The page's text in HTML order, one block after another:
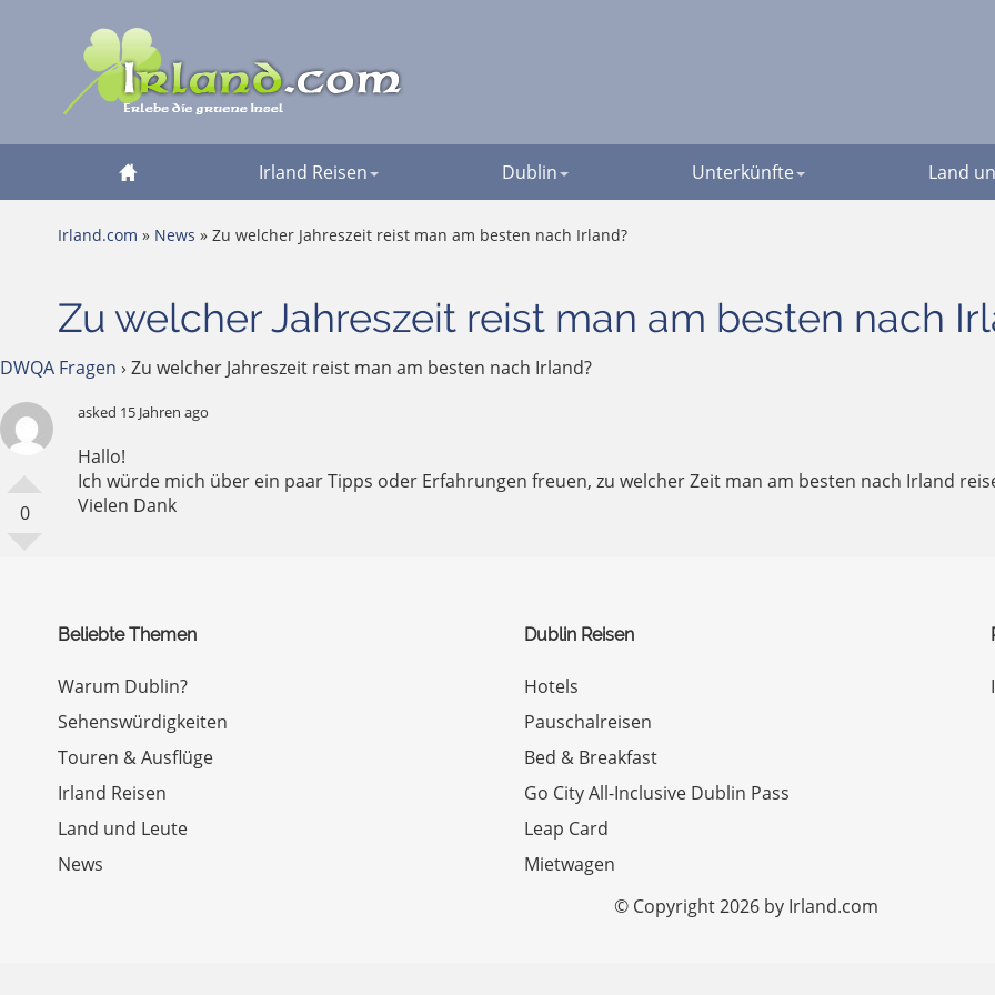
Irland Reisen Dublin Unterkünfte Land
Irland.com » News » Zu welcher Jahreszeit reist man am besten nach Irland?
Zu welcher Jahreszeit reist man am besten nach
DWQA Fragen › Zu welcher Jahreszeit reist man am besten nach Irland?
0
asked 15 Jahren ago
Hallo!
Ich würde mich über ein paar Tipps oder Erfahrungen freuen, zu welcher Zeit man am besten nach Irland
Vielen Dank
Beliebte Themen
Warum Dublin?
Sehenswürdigkeiten
Touren & Ausflüge
Irland Reisen
Land und Leute
News
Dublin Reisen
Hotels
Pauschalreisen
Bed & Breakfast
Go City All-Inclusive Dublin Pass
Leap Card
Mietwagen
© Copyright 2026 by Irland.com